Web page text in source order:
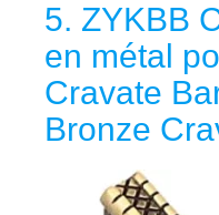
5. ZYKBB
en métal
Cravate
Bronze